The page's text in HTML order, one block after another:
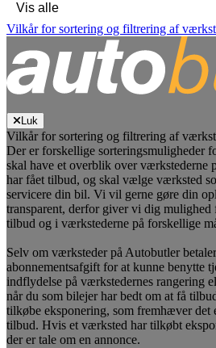
Vilkår for sortering og filtrering af
Luk
Vilkår for sortering og filtrering af
Der er forskellige sorteringsmuligheder
skal have et overblik over værkstederne
har fået tilbud, og skal vælge værksted
servicere din bil. Vi vil gerne gøre din
transparent, derfor giver vi dig mulighed
tilbud og i værkstederne på forskellige
Selv om værksteder på Autobutler
abonnementsafgift for at kunne benytte
indflydelse på værkstedernes rangering
når du som bilejer har bedt om at få
tilkøbe eksponering, som fremhæver det
tilbud. Hvis et værksted har tilkøbt
der er tale om en annonce.